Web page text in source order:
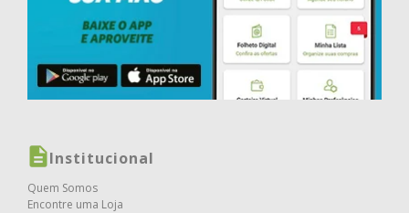
Institucional
Quem Somos
Encontre uma Loja